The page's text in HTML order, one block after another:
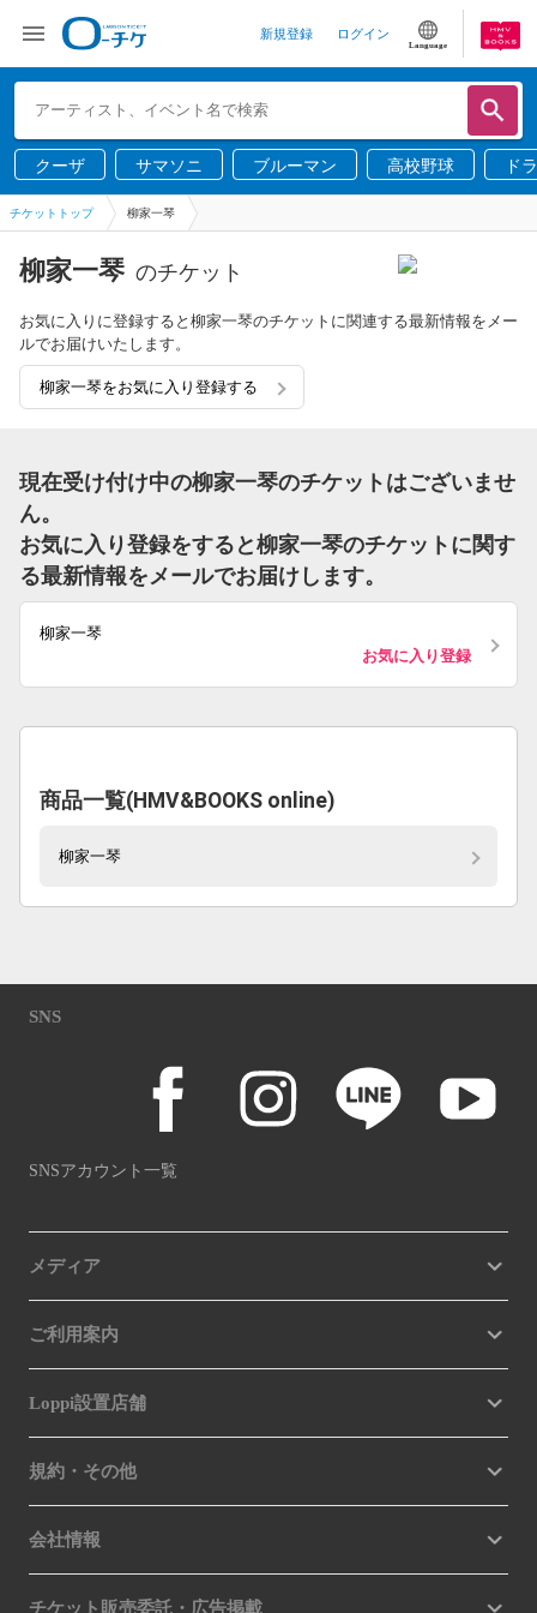
新規登録 ログイン
Language
クーザ サマソニ ブルーマン 高校野球 ド
チケットトップ 柳家一琴
柳家一琴 のチケット
お気に入りに登録すると柳家一琴のチケットに関連する最新情報をメー
ルでお届けいたします。
柳家一琴をお気に入り登録する
現在受け付け中の柳家一琴のチケットはございませ
ん。
お気に入り登録をすると柳家一琴のチケットに関す
る最新情報をメールでお届けします。
柳家一琴
お気に入り登録
商品一覧(HMV&BOOKS online)
柳家一琴
SNS
SNSアカウント一覧
メディア
ご利用案内
Loppi設置店舗
規約・その他
会社情報
チケット販売委託・広告掲載